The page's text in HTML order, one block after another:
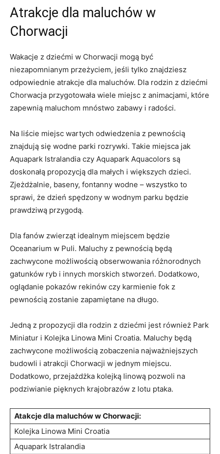
Atrakcje dla⁢ maluchów w
Chorwacji
Wakacje‌ z dziećmi w Chorwacji ‍mogą być
niezapomnianym przeżyciem, jeśli ‌tylko znajdziesz
odpowiednie atrakcje dla maluchów. Dla rodzin z dziećmi
Chorwacja przygotowała ⁣wiele miejsc z animacjami, które‍
zapewnią⁣ maluchom ⁣mnóstwo zabawy ⁢i ⁣radości.
Na ⁣liście miejsc wartych odwiedzenia‌ z pewnością
znajdują⁤ się wodne parki rozrywki. Takie miejsca jak
Aquapark Istralandia czy Aquapark Aquacolors są⁤
doskonałą propozycją‌ dla⁤ małych i większych dzieci.
Zjeżdżalnie, baseny, fontanny ⁣wodne – wszystko to
sprawi, że dzień ‍spędzony w‌ wodnym parku będzie⁢
prawdziwą przygodą.
Dla fanów zwierząt idealnym miejscem będzie
Oceanarium w Puli. ⁢Maluchy⁤ z pewnością będą
zachwycone możliwością ⁤obserwowania ⁢różnorodnych
gatunków ryb ⁤i innych morskich stworzeń. Dodatkowo,
oglądanie pokazów rekinów‍ czy karmienie ⁤fok z
pewnością zostanie zapamiętane‌ na długo.
Jedną z propozycji dla⁣ rodzin z dziećmi ⁤jest również Park
Miniatur i Kolejka Linowa​ Mini Croatia. ‌Maluchy będą
zachwycone‍ możliwością zobaczenia najważniejszych
budowli ⁢i‍ atrakcji Chorwacji⁤ w‍ jednym miejscu.
Dodatkowo, przejażdżka kolejką linową pozwoli ⁣na
podziwianie pięknych krajobrazów‌ z lotu ptaka.
Atakcje dla maluchów w Chorwacji:
Kolejka Linowa​ Mini Croatia
Aquapark Istralandia